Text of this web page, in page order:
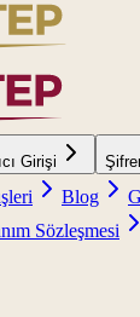
Girişi
Blog
Sözleşmesi